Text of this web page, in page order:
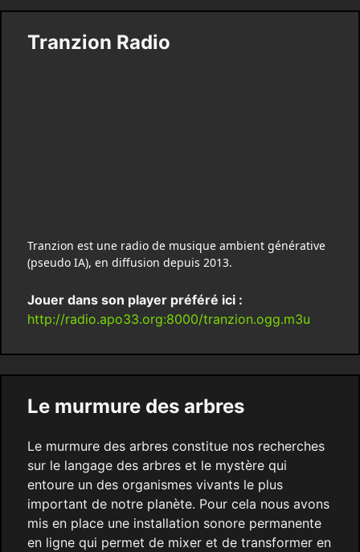
Tranzion Radio
Tranzion est une radio de musique ambient générative
(pseudo IA), en diffusion depuis 2013.
Jouer dans son player préféré ici :
http://radio.apo33.org:8000/tranzion.ogg.m3u
Le murmure des arbres
Le murmure des arbres constitue nos recherches
sur le langage des arbres et le mystère qui
entoure un des organismes vivants le plus
important de notre planète. Pour cela nous avons
mis en place une installation sonore permanente
en ligne qui permet de mixer et de transformer en